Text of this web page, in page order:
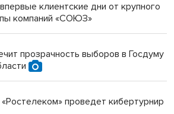
клиентские дни от крупного
компаний «СОЮЗ»
прозрачность выборов в Госдуму
проведет кибертурнир